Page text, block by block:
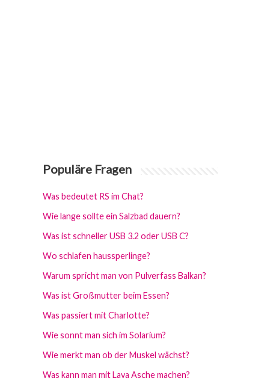
Populäre Fragen
Was bedeutet RS im Chat?
Wie lange sollte ein Salzbad dauern?
Was ist schneller USB 3.2 oder USB C?
Wo schlafen haussperlinge?
Warum spricht man von Pulverfass Balkan?
Was ist Großmutter beim Essen?
Was passiert mit Charlotte?
Wie sonnt man sich im Solarium?
Wie merkt man ob der Muskel wächst?
Was kann man mit Lava Asche machen?